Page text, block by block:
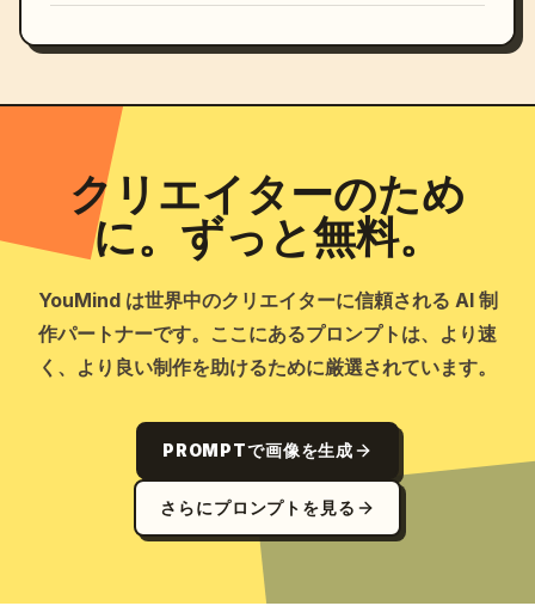
クリエイターのため
に。ずっと無料。
YouMind は世界中のクリエイターに信頼される AI 制
作パートナーです。ここにあるプロンプトは、より速
く、より良い制作を助けるために厳選されています。
PROMPTで画像を生成
さらにプロンプトを見る